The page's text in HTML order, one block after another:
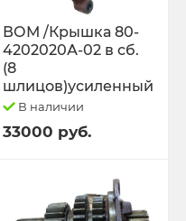
ВОМ /Крышка 80-
4202020А-02 в сб.
(8
шлицов)усиленный
В наличии
33000 руб.